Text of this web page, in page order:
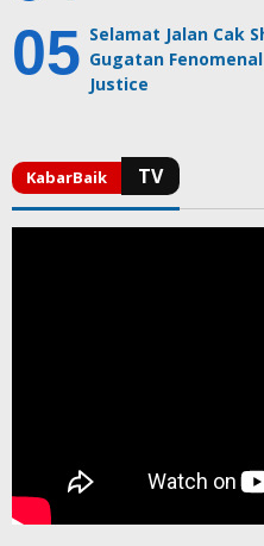
Selamat Jalan Cak
Gugatan
Justice